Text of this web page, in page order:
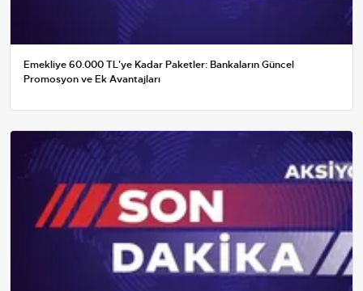
Emekliye 60.000 TL'ye Kadar Paketler: Bankaların Güncel
Promosyon ve Ek Avantajları